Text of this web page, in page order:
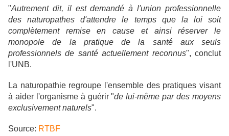
"Autrement dit, il est demandé à l'union professionnelle
des naturopathes d'attendre le temps que la loi soit
complètement remise en cause et ainsi réserver le
monopole de la pratique de la santé aux seuls
professionnels de santé actuellement reconnus", conclut
l'UNB.
La naturopathie regroupe l'ensemble des pratiques visant
à aider l'organisme à guérir "de lui-même par des moyens
exclusivement naturels".
Source: RTBF